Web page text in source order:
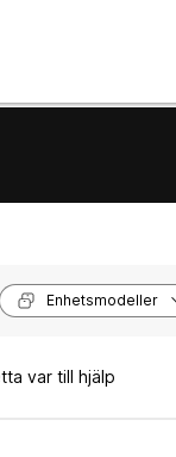
Enhetsmodeller
var till hjälp